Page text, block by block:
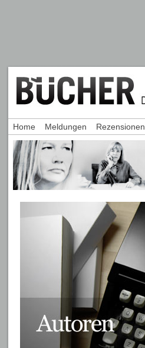
Home Meldungen Rezensionen